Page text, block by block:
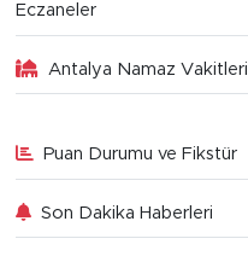
Eczaneler
Antalya Namaz Vakitleri
Puan Durumu ve Fikstür
Son Dakika Haberleri